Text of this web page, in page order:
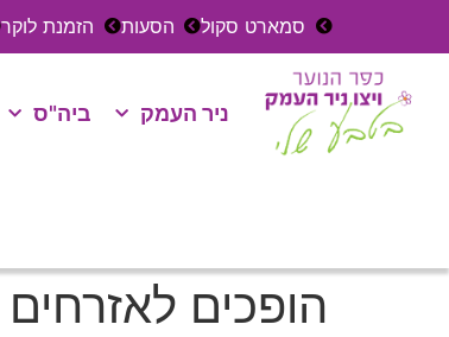
סמארט סקול הסעות הזמנת לוקר
ניר העמק ביה"ס
הופכים לאזרחים